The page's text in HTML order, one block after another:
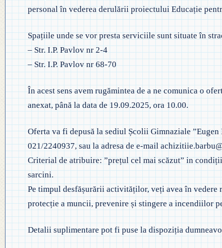
personal în vederea derulării proiectului Educație
Spațiile unde se vor presta serviciile sunt situate în
– Str. I.P. Pavlov nr 2-4
– Str. I.P. Pavlov nr 68-70
În acest sens avem rugămintea de a ne comunica o
anexat, până la data de 19.09.2025, ora 10.00.
Oferta va fi depusă la sediul Școlii Gimnaziale
021/2240937, sau la adresa de e-mail
Criterial de atribuire: ”prețul cel mai scăzut” in
sarcini.
Pe timpul desfășurării activităților, veți avea în
protecție a muncii, prevenire și stingere a incendiilor
Detalii suplimentare pot fi puse la dispoziția